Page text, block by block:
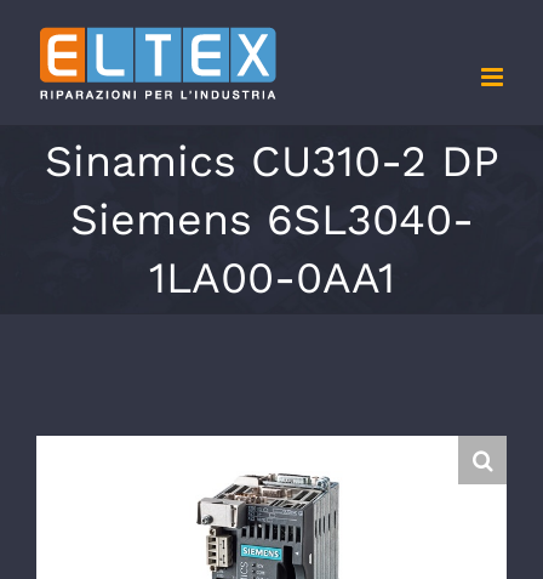
contenuto
Sinamics CU310-2 DP
Siemens 6SL3040-
1LA00-0AA1